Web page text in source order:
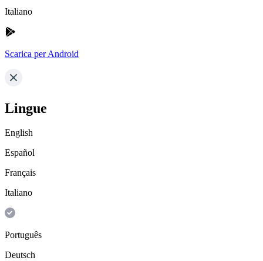
Italiano
Scarica per Android
Lingue
English
Español
Français
Italiano
Português
Deutsch